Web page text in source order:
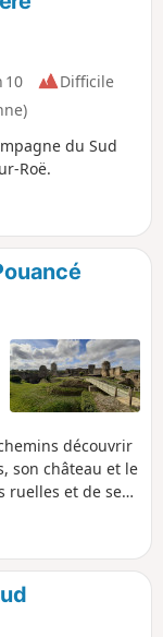
10
Difficile
du Sud
Roë.
découvrir
son château et le
ruelles et de ses